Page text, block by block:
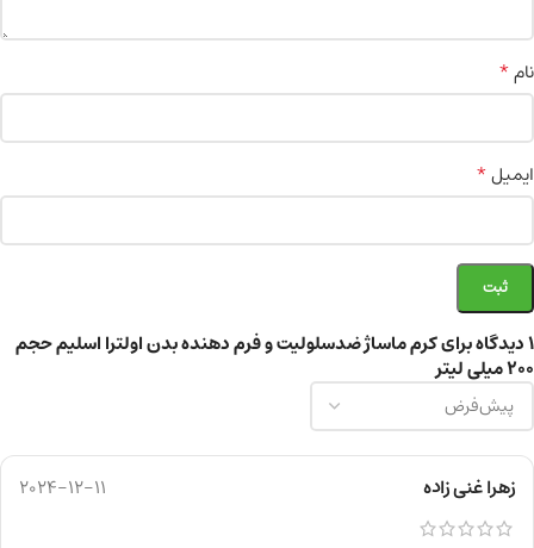
1 دیدگاه برای کرم ماساژ ضدسلولیت و فرم دهنده بدن اولترا اسلیم حجم
۲۰۰ میلی لیتر
زهرا غنی زاده 2024-12-11
نام*
ایمیل*